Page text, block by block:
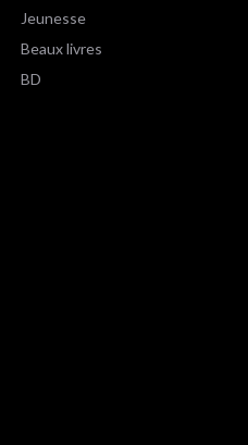
Jeunesse
Beaux livres
BD